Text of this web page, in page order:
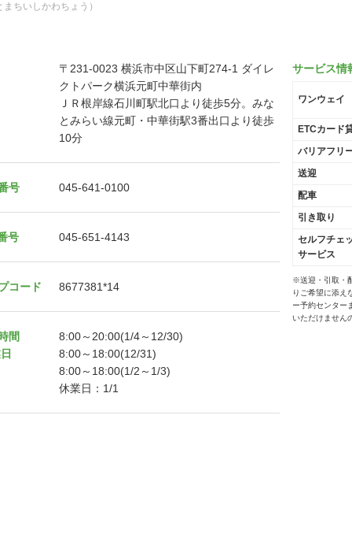
まちいしかわちょう）
〒231-0023 横浜市中区山下町274-1 ダイレ
クトパーク横浜元町中華街内
ＪＲ根岸線石川町駅北口より徒歩5分。みな
とみらい線元町・中華街駅3番出口より徒歩
10分
号 045-641-0100
号 045-651-4143
コード 8677381*14
間
8:00～20:00(1/4～12/30)
8:00～18:00(12/31)
8:00～18:00(1/2～1/3)
休業日：1/1
サービス情
ワンウェイ
ETCカード
バリアフリ
送迎
配車
引き取り
セルフチェ
サービス
※送迎・引取・
りご希望に添え
ー予約センター
いただけません